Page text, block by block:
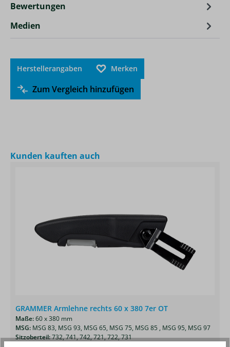
Bewertungen
Medien
Herstellerangaben Merken
Zum Vergleich hinzufügen
Produktgalerie überspringen
Kunden kauften auch
GRAMMER Armlehne rechts 60 x 380 7er OT
Maße:60 x 380 mm
MSG: MSG 83, MSG 93, MSG 65, MSG 75, MSG 85 , MSG 95, MSG 97
Sitzoberteil:732,741,742,721,722,731